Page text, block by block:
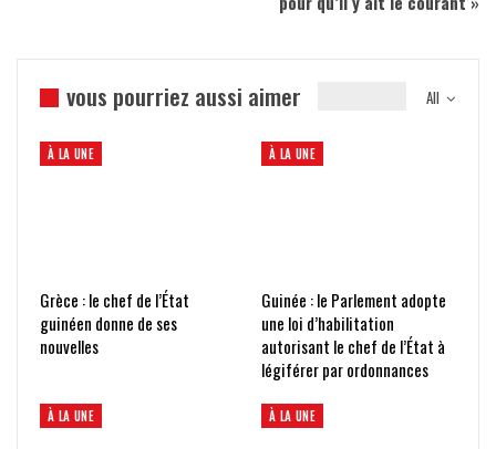
All
vous pourriez aussi aimer
À LA UNE
Grèce : le chef de l’État
guinéen donne de ses
nouvelles
À LA UNE
Guinée : le Parlement adopte
une loi d’habilitation
autorisant le chef de l’État à
légiférer par ordonnances
À LA UNE À LA UNE